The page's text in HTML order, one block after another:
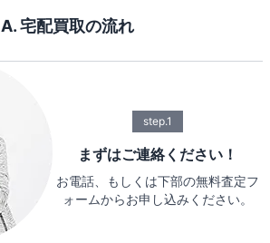
A. 宅配買取の流れ
step.1
まずはご連絡ください！
お電話、もしくは下部の無料査定フ
ォームからお申し込みください。